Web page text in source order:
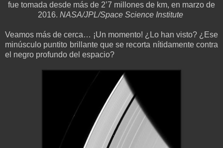
fue tomada desde más de 2’7 millones de km, en marzo de
2016. NASA/JPL/Space Science Institute
Veamos más de cerca… ¡Un momento! ¿Lo han visto? ¿Ese
minúsculo puntito brillante que se recorta nítidamente contra
el negro profundo del espacio?